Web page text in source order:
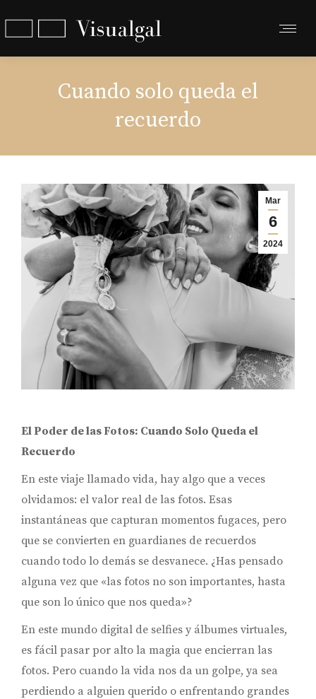
Cuando solo queda el
recuerdo
Mar
6
2024
El Poder de las Fotos: Cuando Solo Queda el
Recuerdo
En este viaje llamado vida, hay algo que a veces
olvidamos: el valor real de las fotos. Esas
instantáneas que capturan momentos fugaces, pero
que se convierten en guardianes de recuerdos
cuando todo lo demás se desvanece. ¿Has pensado
alguna vez que «las fotos no son importantes, hasta
que son lo único que nos queda»?
En este mundo digital de selfies y álbumes virtuales,
es fácil pasar por alto la magia que encierran las
fotos. Pero cuando la vida nos da un golpe, ya sea
perdiendo a alguien querido o enfrentando grandes